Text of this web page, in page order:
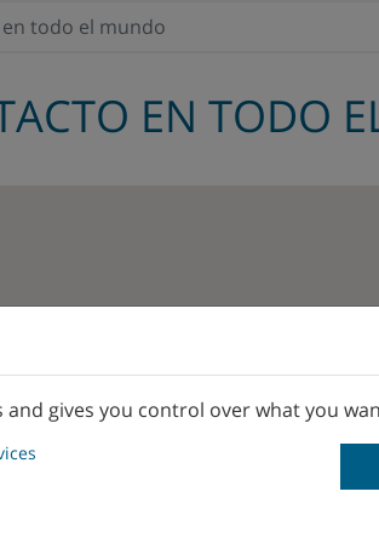
todo el mundo
EN TODO
and gives you control over what you